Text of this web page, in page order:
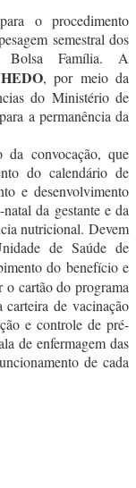
o procedimento
semestral dos
Bolsa Família. A
, por meio da
do Ministério de
a permanência da
da convocação, que
do calendário de
e desenvolvimento
da gestante e da
nutricional. Devem
de Saúde de
do benefício e
o cartão do programa
de vacinação
e controle de pré-
de enfermagem das
de cada